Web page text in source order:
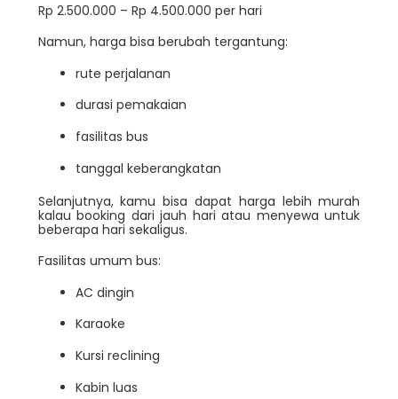
Rp 2.500.000 – Rp 4.500.000 per hari
Namun, harga bisa berubah tergantung:
rute perjalanan
durasi pemakaian
fasilitas bus
tanggal keberangkatan
Selanjutnya, kamu bisa dapat harga lebih murah
kalau booking dari jauh hari atau menyewa untuk
beberapa hari sekaligus.
Fasilitas umum bus:
AC dingin
Karaoke
Kursi reclining
Kabin luas